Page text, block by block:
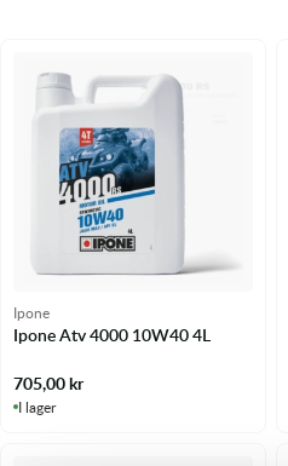
Vätskesystem
Hjul
Lagersatser
Motordelar & Filter
Plast
Styren & Reglage
Mousse
Slang
Trialdäck
Tubliss
Luftfilterolja & Rengöring
Oljepaket
Sprayer
Tvätt & Rengöring
Växellådsolja
Övriga Kemprodukter
Drivremmar & Variatorremmar
Eldelar
Fjädring
Hytter & Flaklock
Karossdelar & Tillbehör
Kyl- & värmesystemdelar
Slangar
Ipone
Ipone Atv 4000 10W40 4L
705,00kr
I lager